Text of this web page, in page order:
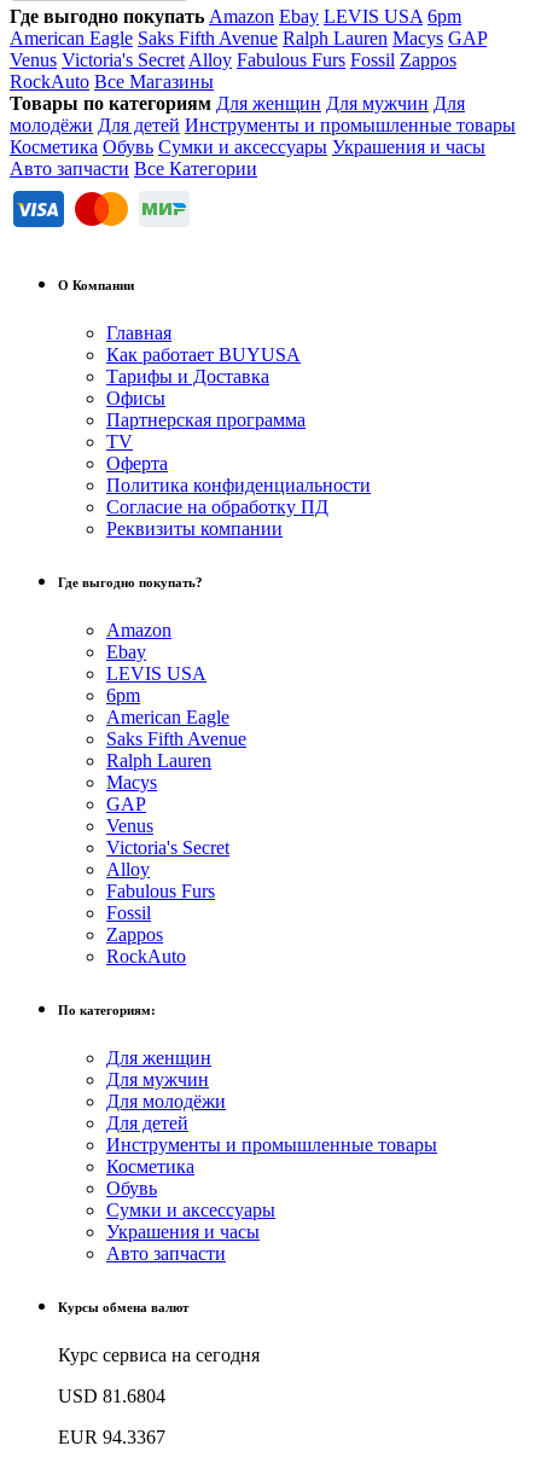
Где выгодно покупать Amazon Ebay LEVIS USA 6pm
American Eagle Saks Fifth Avenue Ralph Lauren Macys GAP
Venus Victoria's Secret Alloy Fabulous Furs Fossil Zappos
RockAuto Все Магазины
Товары по категориям Для женщин Для мужчин Для
молодёжи Для детей Инструменты и промышленные товары
Косметика Обувь Сумки и аксессуары Украшения и часы
Авто запчасти Все Категории
О Компании
Главная
Как работает BUYUSA
Тарифы и Доставка
Офисы
Партнерская программа
TV
Оферта
Политика конфиденциальности
Согласие на обработку ПД
Реквизиты компании
Где выгодно покупать?
Amazon
Ebay
LEVIS USA
6pm
American Eagle
Saks Fifth Avenue
Ralph Lauren
Macys
GAP
Venus
Victoria's Secret
Alloy
Fabulous Furs
Fossil
Zappos
RockAuto
По категориям:
Для женщин
Для мужчин
Для молодёжи
Для детей
Инструменты и промышленные товары
Косметика
Обувь
Сумки и аксессуары
Украшения и часы
Авто запчасти
Курсы обмена валют
Курс сервиса на сегодня
USD 81.6804
EUR 94.3367